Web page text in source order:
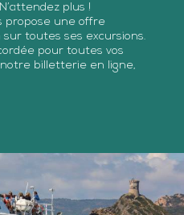
plus !
propose une offre
toutes ses excursions.
pour toutes vos
billetterie en ligne,